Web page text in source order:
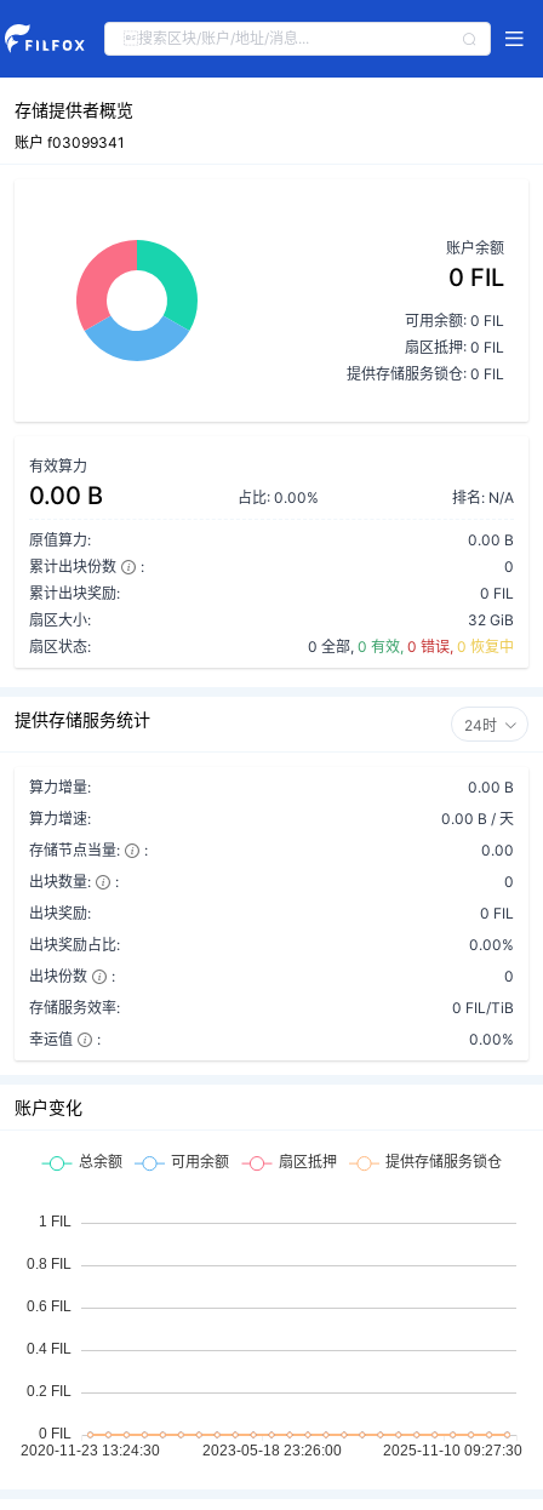
存储提供者概览
账户 f03099341
账户余额
0 FIL
可用余额: 0 FIL
扇区抵押: 0 FIL
提供存储服务锁仓: 0 FIL
有效算力
0.00 B 占比: 0.00% 排名: N/A
原值算力:
0.00 B
累计出块份数
:
0
累计出块奖励:
0 FIL
扇区大小:
32 GiB
扇区状态:
0 全部, 0 有效, 0 错误, 0 恢复中
提供存储服务统计 24时
算力增量:
0.00 B
算力增速:
0.00 B / 天
存储节点当量:
:
0.00
出块数量:
:
0
出块奖励:
0 FIL
出块奖励占比:
0.00%
出块份数
:
0
存储服务效率:
0 FIL/TiB
幸运值
: 0.00%
账户变化